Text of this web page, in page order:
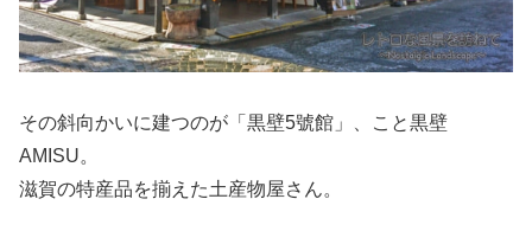
その斜向かいに建つのが「黒壁5號館」、こと黒壁
AMISU。
滋賀の特産品を揃えた土産物屋さん。